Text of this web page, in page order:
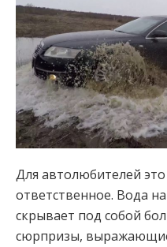
Для автолюбителей
ответственное. Вода
скрывает под собой
сюрпризы,